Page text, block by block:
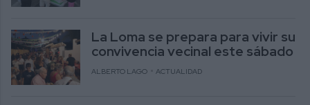
La Loma se prepara para vivir su
convivencia vecinal este sábado
ALBERTO LAGO ACTUALIDAD